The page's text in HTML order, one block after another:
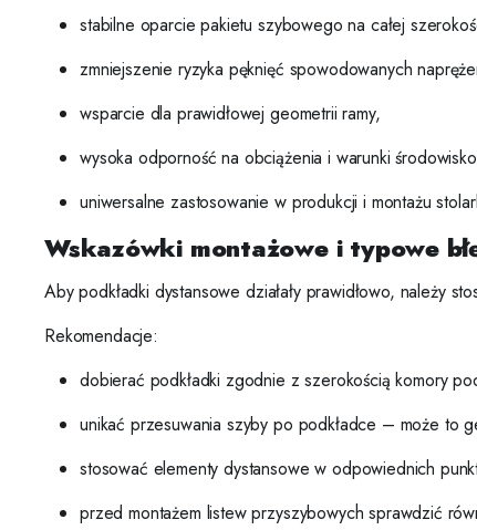
stabilne oparcie pakietu szybowego na całej
zmniejszenie ryzyka pęknięć spowodowanych
wsparcie dla prawidłowej geometrii ramy,
wysoka odporność na obciążenia i warunki
uniwersalne zastosowanie w produkcji i montażu
Wskazówki montażowe i typowe
Aby podkładki dystansowe działały prawidłowo, należy
Rekomendacje:
dobierać podkładki zgodnie z szerokością komory
unikać przesuwania szyby po podkładce – może to
stosować elementy dystansowe w odpowiednich
przed montażem listew przyszybowych sprawdzić